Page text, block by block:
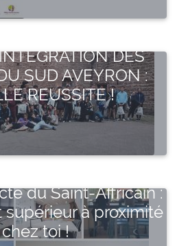
DES
SUD AVEYRON :
REUSSITE !
du Saint-Affricain :
supérieur à proximité
toi !